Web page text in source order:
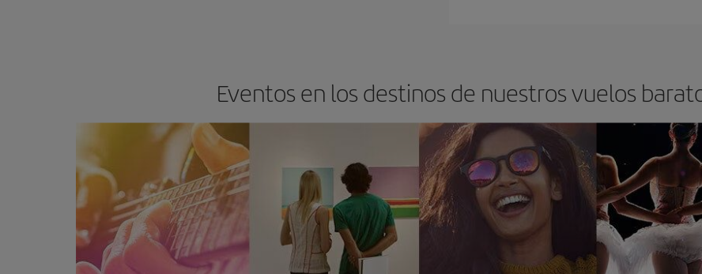
Eventos en los destinos de nuestros vuelos